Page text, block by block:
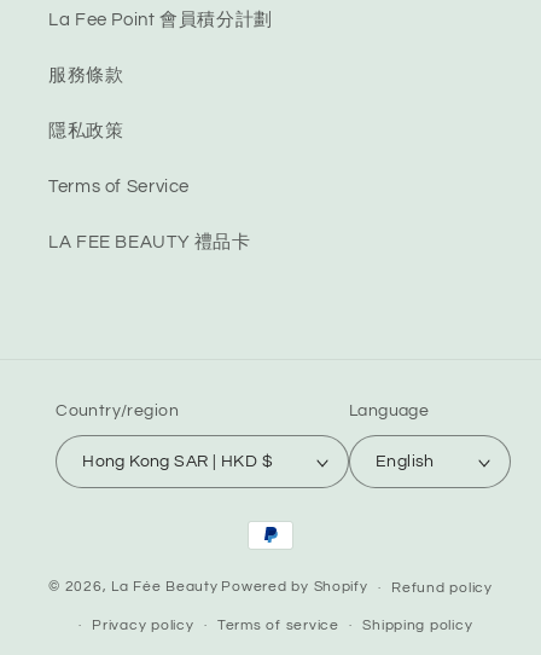
La Fee Point 會員積分計劃
服務條款
隱私政策
Terms of Service
LA FEE BEAUTY 禮品卡
Country/region
Hong Kong SAR | HKD $
Language
English
Payment
methods
© 2026, La Fée Beauty Powered by Shopify Refund policy
Privacy policy Terms of service Shipping policy